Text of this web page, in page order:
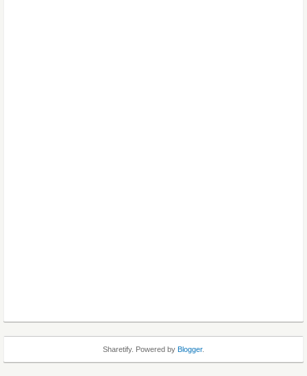
Sharetify. Powered by Blogger.